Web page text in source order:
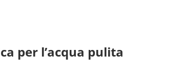
per l’acqua pulita